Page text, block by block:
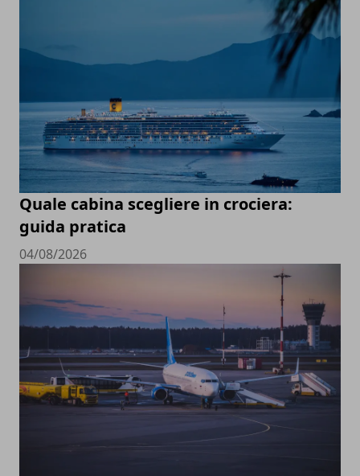
Quale cabina scegliere in crociera:
guida pratica
04/08/2026